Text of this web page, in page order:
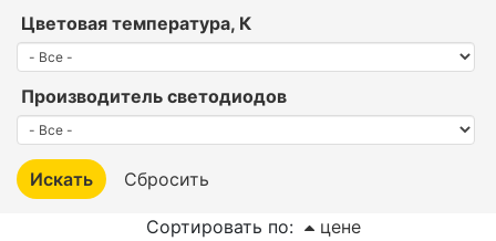
Цветовая температура, К
Производитель светодиодов
Сортировать по: цене